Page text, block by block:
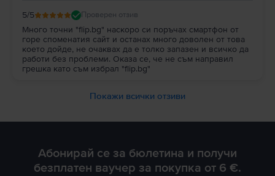
5/5 Проверен отзив
Много точни "flip.bg" наскоро си поръчах смартфон от
горе споменатия сайт и останах много доволен от това
което дойде, не очаквах да е толко запазен и всичко да
работи без проблеми. Оказа се, че не съм направил
грешка като съм избрал "flip.bg"
Покажи всички отзиви
Абонирай се за бюлетина и получи
безплатен ваучер за покупка от 6 €.